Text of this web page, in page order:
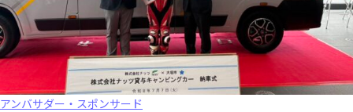
アンバサダー・スポンサード